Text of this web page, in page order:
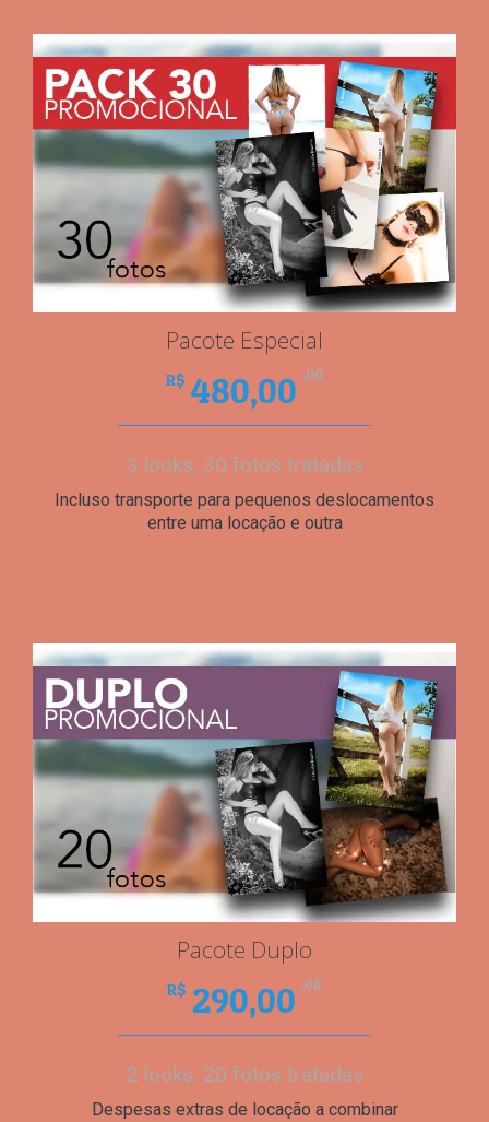
Pacote Especial
R$ 480,00 ,00
3 looks, 30 fotos tratadas
Incluso transporte para pequenos deslocamentos
entre uma locação e outra
Pacote Duplo
R$ 290,00 ,00
2 looks, 20 fotos tratadas
Despesas extras de locação a combinar